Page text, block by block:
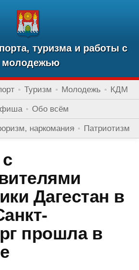
туризма и работы с
молодежью
Туризм Молодежь КДМ
Обо всём
наркомания Патриотизм
Дагестан в
прошла в